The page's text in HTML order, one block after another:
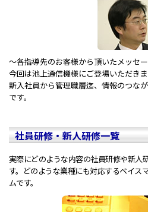
～各指導先のお客様から頂いたメッセ
今回は池上通信機様にご登場いただきま
新入社員から管理職層迄、情報のつな
です。
社員研修・新人研修一覧
実際にどのような内容の社員研修や新人
す。どのような業種にも対応するベイス
ムです。